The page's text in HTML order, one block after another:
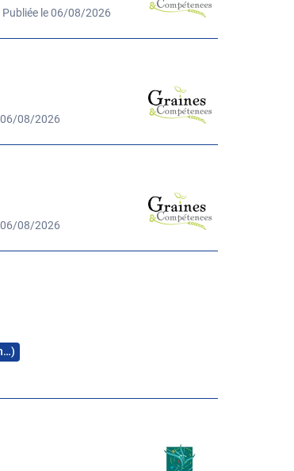
Publiée le 06/08/2026
06/08/2026
06/08/2026